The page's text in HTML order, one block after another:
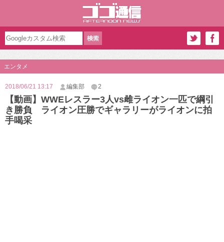
エンタメ
2018/06/21 13:17 編集部 2
【動画】WWEレスラー3人vs雌ライオン一匹で綱引
き勝負 ライオン圧勝でギャラリーがライオンに拍
手喝采